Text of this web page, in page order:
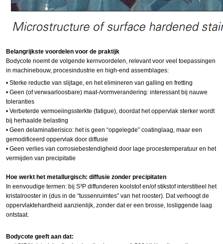
Belangrijkste voordelen voor de praktijk
Bodycote noemt de volgende kernvoordelen, relevant voor veel toepassingen
in machinebouw, procesindustrie en high-end assemblages:
• Sterke reductie van slijtage, en het elimineren van galling en fretting
• Geen (of verwaarloosbare) maat-/vormverandering: interessant bij nauwe
toleranties
• Verbeterde vermoeiingssterkte (fatigue), doordat het oppervlak sterker wordt
bij herhaalde belasting
• Geen delaminatierisico: het is geen “opgelegde” coatinglaag, maar een
gemodificeerd oppervlak door diffusie
• Geen verlies van corrosiebestendigheid door lage procestemperatuur en het
vermijden van precipitatie
Hoe werkt het metallurgisch: diffusie zonder precipitaten
In eenvoudige termen: bij S³P diffunderen koolstof en/of stikstofinterstitieel het
kristalrooster in (dus in de “tussenruimtes” van het rooster). Dat verhoogt de
oppervlaktehardheid aanzienlijk, zonder dat er een brosse, losliggende laag
ontstaat.
Bodycote geeft aan dat: